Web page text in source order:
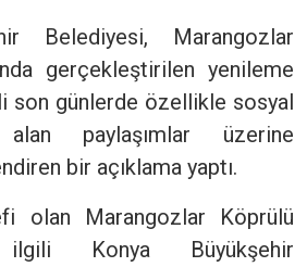
Belediyesi, Marangozlar
gerçekleştirilen yenileme
son günlerde özellikle sosyal
paylaşımlar üzerine
bir açıklama yaptı.
olan Marangozlar Köprülü
Konya Büyükşehir